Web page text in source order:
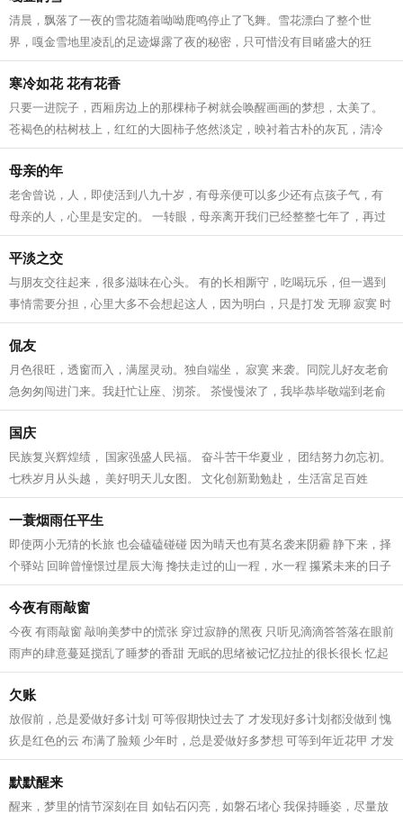
清晨，飘落了一夜的雪花随着呦呦鹿鸣停止了飞舞。雪花漂白了整个世
界，嘎金雪地里凌乱的足迹爆露了夜的秘密，只可惜没有目睹盛大的狂
欢。 嘎金的雪一般来得比较晚，但比起太阳...
寒冷如花 花有花香
只要一进院子，西厢房边上的那棵柿子树就会唤醒画画的梦想，太美了。
苍褐色的枯树枝上，红红的大圆柿子悠然淡定，映衬着古朴的灰瓦，清冷
冷的蓝天，还有朱红斑驳的雕花门窗，...
母亲的年
老舍曾说，人，即使活到八九十岁，有母亲便可以多少还有点孩子气，有
母亲的人，心里是安定的。 一转眼，母亲离开我们已经整整七年了，再过
一个多月就是2022年的春节了，我更加...
平淡之交
与朋友交往起来，很多滋味在心头。 有的长相厮守，吃喝玩乐，但一遇到
事情需要分担，心里大多不会想起这人，因为明白，只是打发 无聊 寂寞 时
光的玩伴而已。有的不常见面，但逢...
侃友
月色很旺，透窗而入，满屋灵动。独自端坐， 寂寞 来袭。同院儿好友老俞
急匆匆闯进门来。我赶忙让座、沏茶。 茶慢慢浓了，我毕恭毕敬端到老俞
手上。老俞象往常一样，边谢坐边儒...
国庆
民族复兴辉煌绩， 国家强盛人民福。 奋斗苦干华夏业， 团结努力勿忘初。
七秩岁月从头越， 美好明天儿女图。 文化创新勤勉赴， 生活富足百姓
途。...
一蓑烟雨任平生
即使两小无猜的长旅 也会磕磕碰碰 因为晴天也有莫名袭来阴霾 静下来，择
个驿站 回眸曾憧憬过星辰大海 搀扶走过的山一程，水一程 攥紧未来的日子
把彼此交给时间 交给阳光 交给爱...
今夜有雨敲窗
今夜 有雨敲窗 敲响美梦中的慌张 穿过寂静的黑夜 只听见滴滴答答落在眼前
雨声的肆意蔓延搅乱了睡梦的香甜 无眠的思绪被记忆拉扯的很长很长 忆起
儿时的无忧和童年 不知觉中已步...
欠账
放假前，总是爱做好多计划 可等假期快过去了 才发现好多计划都没做到 愧
疚是红色的云 布满了脸颊 少年时，总是爱做好多梦想 可等到年近花甲 才发
现好多梦想原来都很可笑 怅惘是...
默默醒来
醒来，梦里的情节深刻在目 如钻石闪亮，如磐石堵心 我保持睡姿，尽量放